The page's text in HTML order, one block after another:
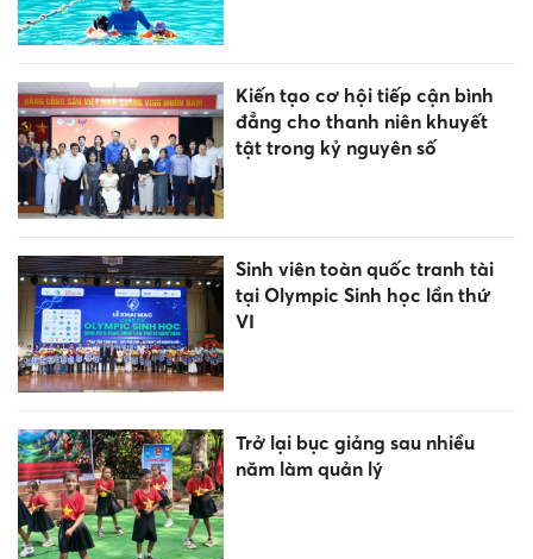
Các nhiệm vụ trọng tâm năm
học 2026-2027
470 tiêu chuẩn quốc tế được
khuyến khích áp dụng, chuẩn
bị cho điện hạt nhân
ĐH Kinh tế Quốc dân trao
bằng tốt nghiệp Đại học chính